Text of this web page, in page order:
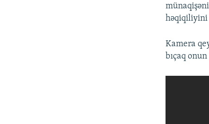
həqiqiliyini
Kamera
bıçaq